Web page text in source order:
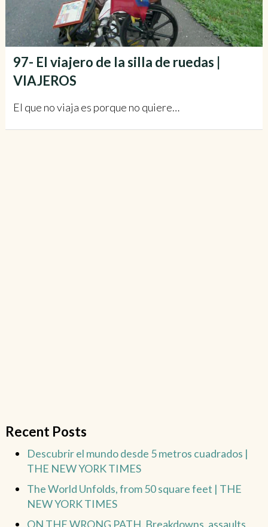
97- El viajero de la silla de ruedas |
VIAJEROS
El que no viaja es porque no quiere…
Recent Posts
Descubrir el mundo desde 5 metros cuadrados |
THE NEW YORK TIMES
The World Unfolds, from 50 square feet | THE
NEW YORK TIMES
ON THE WRONG PATH. Breakdowns, assaults,